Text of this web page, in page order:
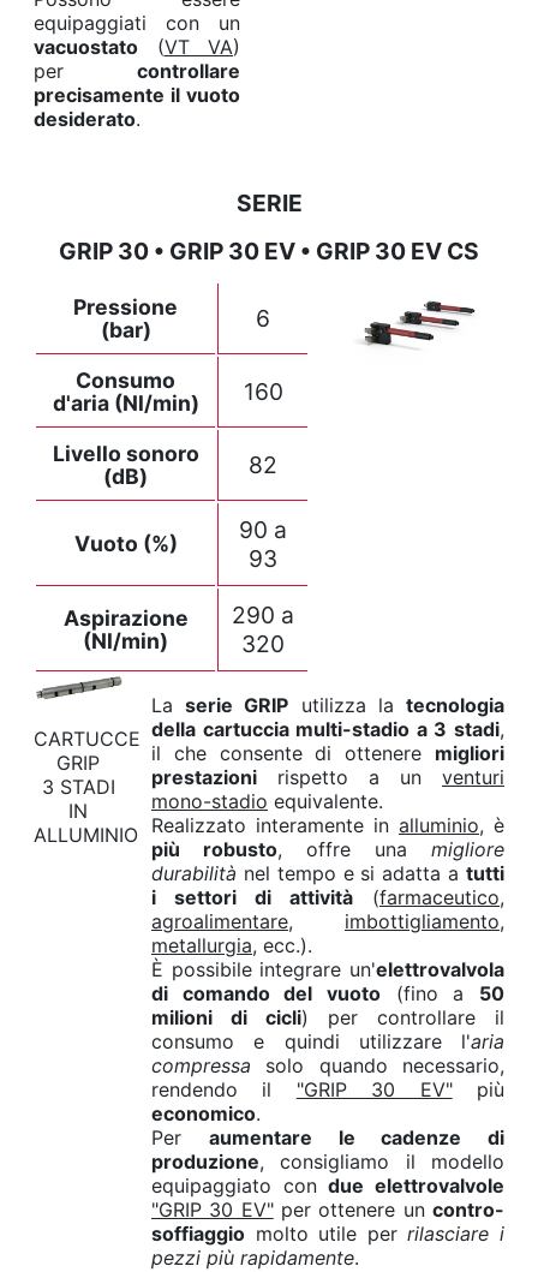
equipaggiati con un
vacuostato (VT VA)
per controllare
precisamente il vuoto
desiderato.
SERIE
GRIP 30 • GRIP 30 EV • GRIP 30 EV CS
Pressione
(bar)
6
Consumo
d'aria (Nl/min)
160
Livello sonoro
(dB)
82
Vuoto (%)
90 a
93
Aspirazione
(Nl/min)
290 a
320
CARTUCCE
GRIP
3 STADI
IN
ALLUMINIO
Laserie GRIP utilizza latecnologia
della cartuccia multi-stadio a 3 stadi,
il che consente di ottenere migliori
prestazioni rispetto a un venturi
mono-stadio equivalente.
Realizzato interamente in alluminio, è
più robusto, offre una migliore
durabilità nel tempo e si adatta a tutti
i settori di attività (farmaceutico,
agroalimentare, imbottigliamento,
metallurgia, ecc.).
È possibile integrare un'elettrovalvola
di comando del vuoto (fino a 50
milioni di cicli) per controllare il
consumo e quindi utilizzare l'aria
compressa solo quando necessario,
rendendo il "GRIP 30 EV"più
economico.
Per aumentare le cadenze di
produzione, consigliamo il modello
equipaggiato condue elettrovalvole
"GRIP 30 EV"per ottenere uncontro-
soffiaggio molto utile perrilasciare i
pezzi più rapidamente.